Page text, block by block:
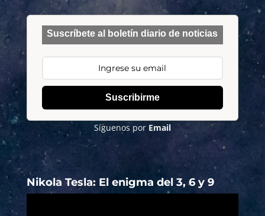
Suscríbete al boletín diario de noticias
Suscribirme
Síguenos por Email
Nikola Tesla: El enigma del 3, 6 y 9